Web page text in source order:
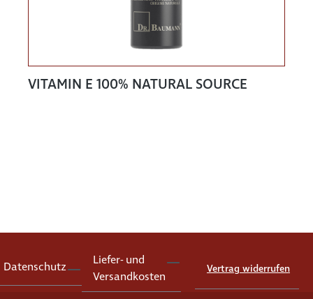
VITAMIN E 100% NATURAL SOURCE
Datenschutz
Liefer- und
Versandkosten
Vertrag widerrufen